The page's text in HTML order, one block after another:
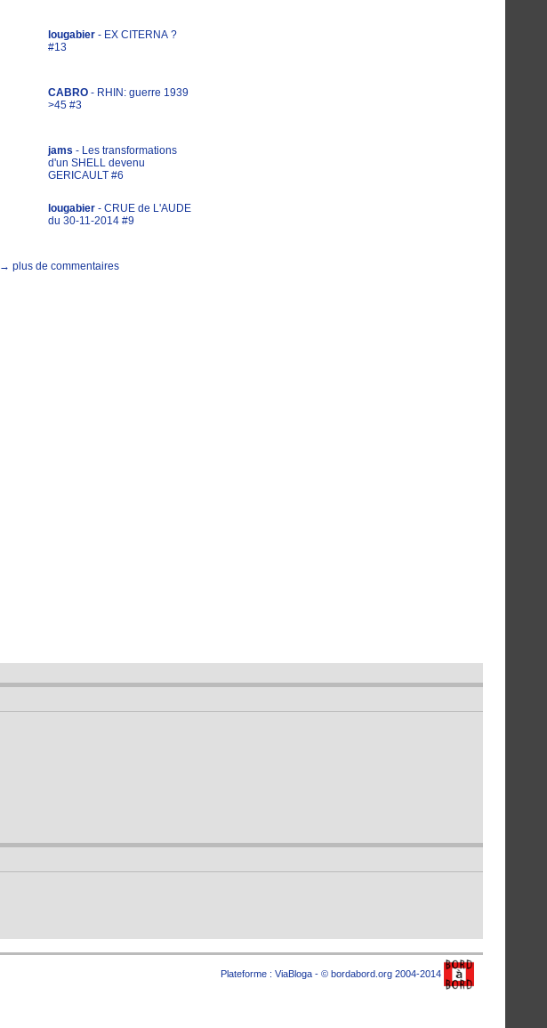
lougabier - EX CITERNA ?
#13
CABRO - RHIN: guerre 1939
>45 #3
jams - Les transformations
d'un SHELL devenu
GERICAULT #6
lougabier - CRUE de L'AUDE
du 30-11-2014 #9
→ plus de commentaires
Plateforme : ViaBloga - © bordabord.org 2004-2014